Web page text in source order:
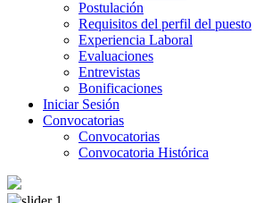
Postulación
Requisitos del perfil del puesto
Experiencia Laboral
Evaluaciones
Entrevistas
Bonificaciones
Iniciar Sesión
Convocatorias
Convocatorias
Convocatoria Histórica